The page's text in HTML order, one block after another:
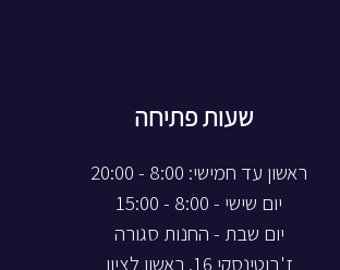
שעות פתיחה
ראשון עד חמישי: 8:00 - 20:00
יום שישי - 8:00 - 15:00
יום שבת - החנות סגורה
ז'בוטינסקי 16, ראשון לציון